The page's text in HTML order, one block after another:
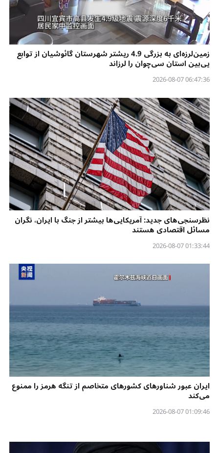
زمین‌لرزه‌ای به بزرگی 4.9 ریشتر شهرستان گائوشیان از توابع
یی‌بین استان سی‌چوان را لرزاند
06:47:36 2026-08-07
نظرسنجی‌‌های جدید: آمریکایی‌ها بیشتر از جنگ با ایران، نگران
مسائل اقتصادی هستند
01:33:44 2026-08-07
ایران عبور شناورهای کشورهای متخاصم از تنگه هرمز را ممنوع
می‌کند
01:09:46 2026-08-07